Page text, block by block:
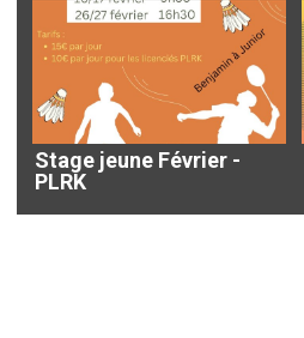
Stage jeune Février -
PLRK